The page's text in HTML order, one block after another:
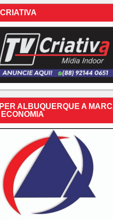
ALBUQUERQUE A
ECONOMIA